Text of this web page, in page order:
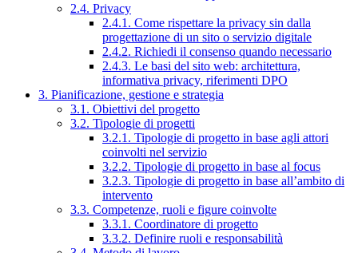
2.4. Privacy
2.4.1. Come rispettare la privacy sin dalla
progettazione di un sito o servizio digitale
2.4.2. Richiedi il consenso quando necessario
2.4.3. Le basi del sito web: architettura,
informativa privacy, riferimenti DPO
3. Pianificazione, gestione e strategia
3.1. Obiettivi del progetto
3.2. Tipologie di progetti
3.2.1. Tipologie di progetto in base agli attori
coinvolti nel servizio
3.2.2. Tipologie di progetto in base al focus
3.2.3. Tipologie di progetto in base all’ambito di
intervento
3.3. Competenze, ruoli e figure coinvolte
3.3.1. Coordinatore di progetto
3.3.2. Definire ruoli e responsabilità